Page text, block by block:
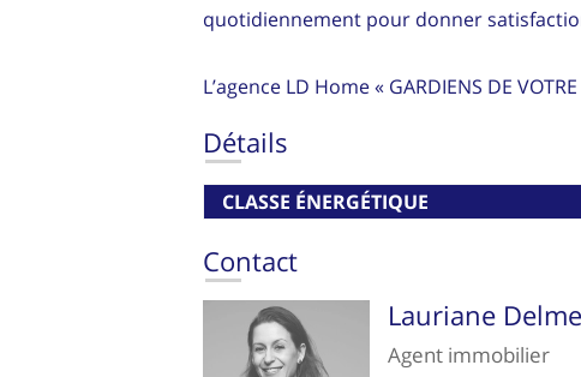
quotidiennement pour donner
L’agence LD Home « GARDIENS DE
Détails
CLASSE ÉNERGÉTIQUE
Contact
Lauriane
Agent immobilier